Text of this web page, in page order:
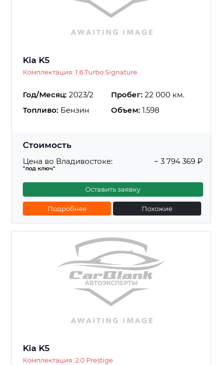
Kia K5
Комплектация: 1.6 Turbo Signature
Год/Месяц: 2023/2 Пробег: 22 000 км.
Топливо: Бензин Объем: 1.598
Стоимость
Цена во Владивостоке:
"под ключ"
~ 3 794 369 ₽
Оставить заявку
Подробнее Похожие
Kia K5
Комплектация: 2.0 Prestige